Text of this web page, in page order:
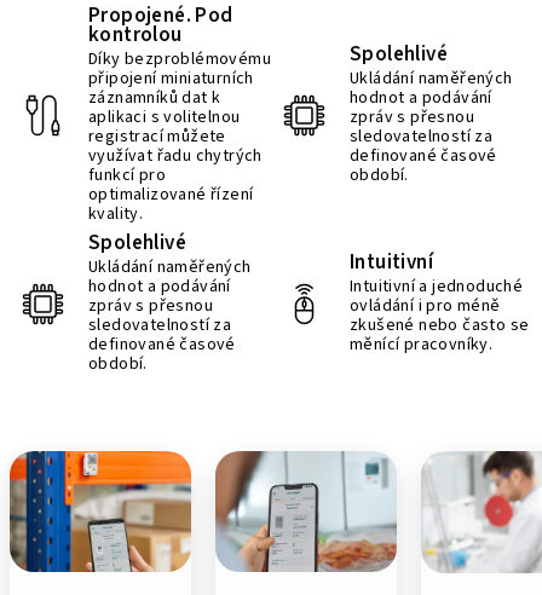
Propojené. Pod
kontrolou
Díky bezproblémovému
připojení miniaturních
záznamníků dat k
aplikaci s volitelnou
registrací můžete
využívat řadu chytrých
funkcí pro
optimalizované řízení
kvality.
Spolehlivé
Ukládání naměřených
hodnot a podávání
zpráv s přesnou
sledovatelností za
definované časové
období.
Spolehlivé
Ukládání naměřených
hodnot a podávání
zpráv s přesnou
sledovatelností za
definované časové
období.
Intuitivní
Intuitivní a jednoduché
ovládání i pro méně
zkušené nebo často se
měnící pracovníky.